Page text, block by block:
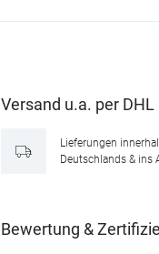
Versand u.a. per DHL
Lieferungen
Deutschlands & ins
Bewertung &